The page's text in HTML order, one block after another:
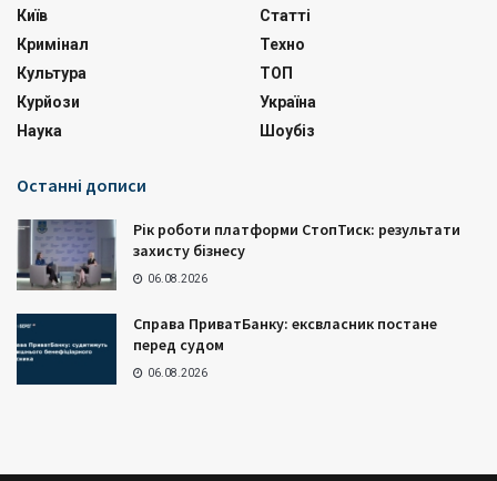
Київ
Кримінал
Культура
Курйози
Наука
Статті
Техно
ТОП
Україна
Шоубіз
Останні дописи
Рік роботи платформи СтопТиск: результати
захисту бізнесу
06.08.2026
Справа ПриватБанку: ексвласник постане
перед судом
06.08.2026